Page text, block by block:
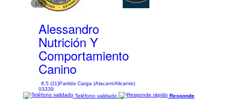
1/3
Alessandro
Nutrición Y
Comportamiento
Canino
8,5 (11)Partida Carga (Alacant/Alicante)
03339
Teléfono validado
Responde